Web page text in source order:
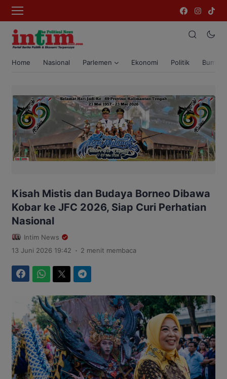
Home Nasional Parlemen Ekonomi Politik Bumi
Kisah Mistis dan Budaya Borneo Dibawa
Kobar ke JFC 2026, Siap Curi Perhatian
Nasional
Intim News
13 Juni 2026 19:42 . 2 menit membaca